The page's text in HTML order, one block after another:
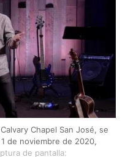
Chapel San José, se
de noviembre de 2020,
de pantalla: